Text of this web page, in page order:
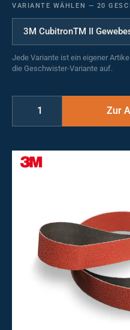
VARIANTE WÄHLEN — 20
Jede Variante ist ein eigener
die Geschwister-Variante auf.